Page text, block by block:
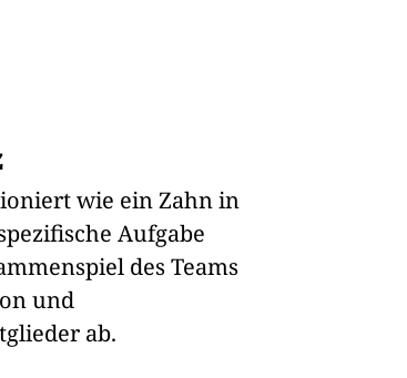
wie ein Zahn in
Aufgabe
des Teams
und
ab.